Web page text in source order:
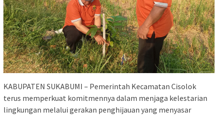
KABUPATEN SUKABUMI – Pemerintah Kecamatan Cisolok
terus memperkuat komitmennya dalam menjaga kelestarian
lingkungan melalui gerakan penghijauan yang menyasar